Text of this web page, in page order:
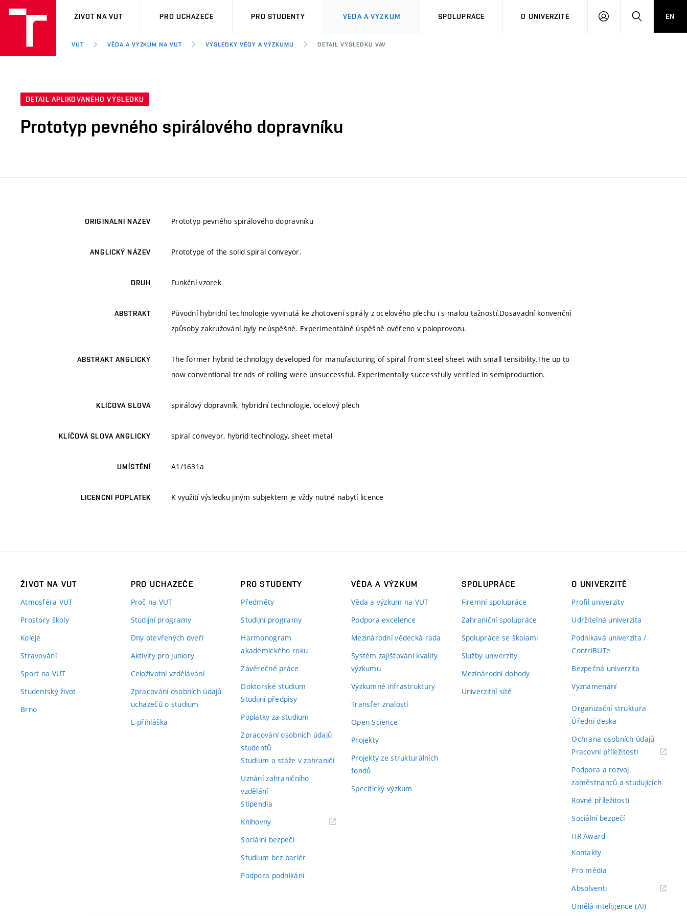
VUT
ŽIVOT NA VUT PRO UCHAZEČE PRO STUDENTY VĚDA A VÝZKUM SPOLUPRÁCE O UNIVERZITĚ
PŘIHLÁSIT HLEDATEN
VUT VĚDA A VÝZKUM NA VUT VÝSLEDKY VĚDY A VÝZKUMU DETAIL VÝSLEDKU VAV
DETAIL APLIKOVANÉHO VÝSLEDKU
Prototyp pevného spirálového dopravníku
ORIGINÁLNÍ NÁZEV Prototyp pevného spirálového dopravníku
ANGLICKÝ NÁZEV Prototype of the solid spiral conveyor.
DRUH Funkční vzorek
ABSTRAKT
Původní hybridní technologie vyvinutá ke zhotovení spirály z ocelového plechu i s malou tažností.Dosavadní konvenční
způsoby zakružování byly neúspěšné. Experimentálně úspěšně ověřeno v poloprovozu.
ABSTRAKT ANGLICKY
The former hybrid technology developed for manufacturing of spiral from steel sheet with small tensibility.The up to
now conventional trends of rolling were unsuccessful. Experimentally successfully verified in semiproduction.
KLÍČOVÁ SLOVA spirálový dopravník, hybridní technologie, ocelový plech
KLÍČOVÁ SLOVA ANGLICKY spiral conveyor, hybrid technology, sheet metal
UMÍSTĚNÍ A1/1631a
LICENČNÍ POPLATEK K využití výsledku jiným subjektem je vždy nutné nabytí licence
ŽIVOT NA VUT
Atmosféra VUT
Prostory školy
Koleje
Stravování
Sport na VUT
Studentský život
Brno
PRO UCHAZEČE
Proč na VUT
Studijní programy
Dny otevřených dveří
Aktivity pro juniory
Celoživotní vzdělávání
Zpracování osobních údajů
uchazečů o studium
E-přihláška
PRO STUDENTY
Předměty
Studijní programy
Harmonogram
akademického roku
Závěrečné práce
Doktorské studium
Studijní předpisy
Poplatky za studium
Zpracování osobních údajů
studentů
Studium a stáže v zahraničí
Uznání zahraničního
vzdělání
Stipendia
Knihovny(externí
Sociální bezpečí
Studium bez bariér
Podpora podnikání
VĚDA A VÝZKUM
Věda a výzkum na VUT
Podpora excelence
Mezinárodní vědecká rada
Systém zajišťování kvality
výzkumu
Výzkumné infrastruktury
Transfer znalostí
Open Science
Projekty
Projekty ze strukturálních
fondů
Specifický výzkum
SPOLUPRÁCE
Firemní spolupráce
Zahraniční spolupráce
Spolupráce se školami
Služby univerzity
Mezinárodní dohody
Univerzitní sítě
O UNIVERZITĚ
Profil univerzity
Udržitelná univerzita
Podnikavá univerzita /
ContriBUTe
Bezpečná univerzita
Vyznamenání
Organizační struktura
Úřední deska
Ochrana osobních údajů
Pracovní příležitosti(externí
Podpora a rozvoj
zaměstnanců a studujících
Rovné příležitosti
Sociální bezpečí
HR Award
Kontakty
Pro média
Absolventi(externí
Umělá inteligence (AI)